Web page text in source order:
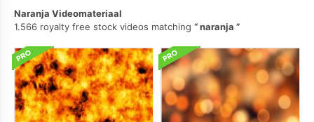
Naranja Videomateriaal
1.566 royalty free stock videos matching
naranja